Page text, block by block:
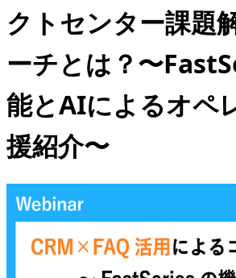
クトセンター課題
ーチとは？〜
能とAIによるオペ
援紹介〜